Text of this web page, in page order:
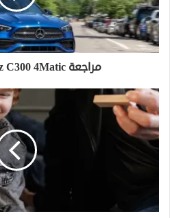
مراجعة Mercedes-Benz C300 4Matic